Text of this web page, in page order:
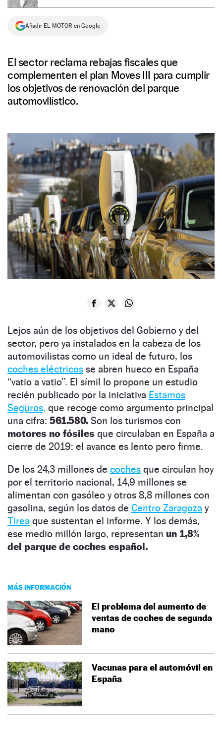
Añadir EL MOTOR en Google
El sector reclama rebajas fiscales que
complementen el plan Moves III para cumplir
los objetivos de renovación del parque
automovilístico.
Lejos aún de los objetivos del Gobierno y del
sector, pero ya instalados en la cabeza de los
automovilistas como un ideal de futuro, los
coches eléctricos se abren hueco en España
“vatio a vatio”. El símil lo propone un estudio
recién publicado por la iniciativa Estamos
Seguros, que recoge como argumento principal
una cifra: 561.580. Son los turismos con
motores no fósiles que circulaban en España a
cierre de 2019: el avance es lento pero firme.
De los 24,3 millones de coches que circulan hoy
por el territorio nacional, 14,9 millones se
alimentan con gasóleo y otros 8,8 millones con
gasolina, según los datos de Centro Zaragoza y
Tirea que sustentan el informe. Y los demás,
ese medio millón largo, representan un 1,8%
del parque de coches español.
MÁS INFORMACIÓN
El problema del aumento de
ventas de coches de segunda
mano
Vacunas para el automóvil en
España